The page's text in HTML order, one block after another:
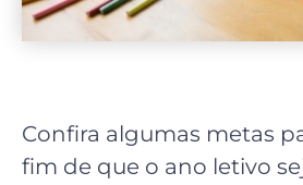
Confira algumas metas
fim de que o ano letivo